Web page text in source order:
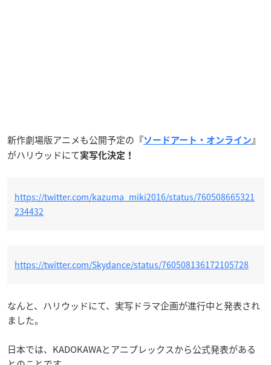
新作劇場版アニメも公開予定の 『ソードアート・オンライン 』
がハリウッドにて実写化決定！
https://twitter.com/kazuma_miki2016/status/760508665321
234432
https://twitter.com/Skydance/status/760508136172105728
なんと、ハリウッドにて、実写ドラマ企画が進行中と発表され
ました。
日本では、KADOKAWAとアニプレックスから公式発表がある